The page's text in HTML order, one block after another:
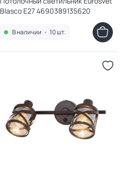
Blasco E27 4690389135620
В наличии • 10 шт.